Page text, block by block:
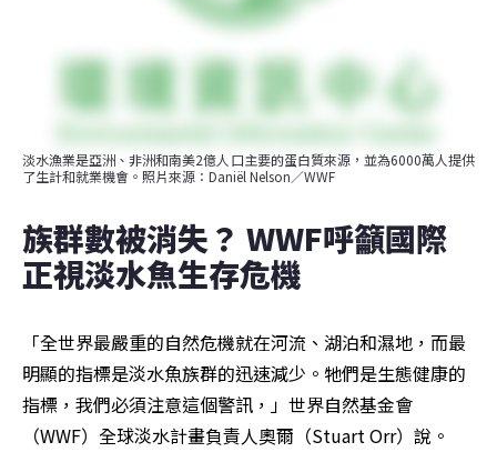
淡水漁業是亞洲、非洲和南美2億人口主要的蛋白質來源，並為6000萬人提供
了生計和就業機會。照片來源：Daniël Nelson／WWF
族群數被消失？ WWF呼籲國際
正視淡水魚生存危機
「全世界最嚴重的自然危機就在河流、湖泊和濕地，而最
明顯的指標是淡水魚族群的迅速減少。牠們是生態健康的
指標，我們必須注意這個警訊，」世界自然基金會
（WWF）全球淡水計畫負責人奧爾（Stuart Orr）說。